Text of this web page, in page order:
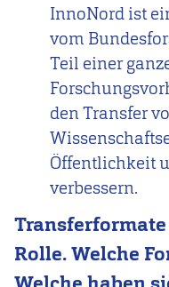
InnoNord ist
vom
Teil einer
den Transfer
Öffentlichkeit
verbessern.
Rolle. Welche